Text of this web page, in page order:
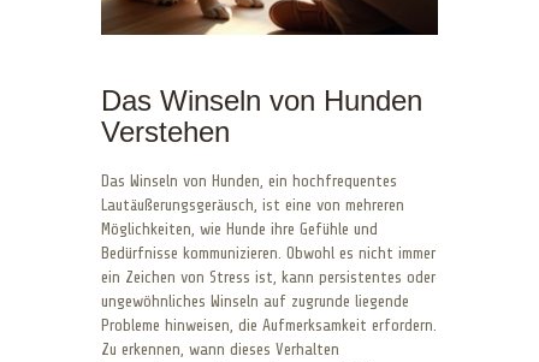
Das Winseln von Hunden
Verstehen
Das Winseln von Hunden, ein hochfrequentes
Lautäußerungsgeräusch, ist eine von mehreren
Möglichkeiten, wie Hunde ihre Gefühle und
Bedürfnisse kommunizieren. Obwohl es nicht immer
ein Zeichen von Stress ist, kann persistentes oder
ungewöhnliches Winseln auf zugrunde liegende
Probleme hinweisen, die Aufmerksamkeit erfordern.
Zu erkennen, wann dieses Verhalten